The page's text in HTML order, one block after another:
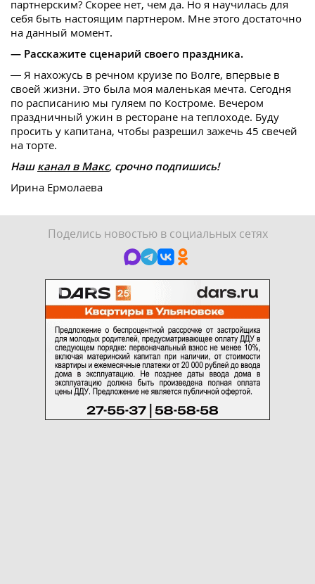
партнерским? Скорее нет, чем да. Но я научилась для
себя быть настоящим партнером. Мне этого достаточно
на данный момент.
— Расскажите сценарий своего праздника.
— Я нахожусь в речном круизе по Волге, впервые в
своей жизни. Это была моя маленькая мечта. Сегодня
по расписанию мы гуляем по Костроме. Вечером
праздничный ужин в ресторане на теплоходе. Буду
просить у капитана, чтобы разрешил зажечь 45 свечей
на торте.
Наш канал в Макс, срочно подпишись!
Ирина Ермолаева
Поделись новостью в социальных сетях